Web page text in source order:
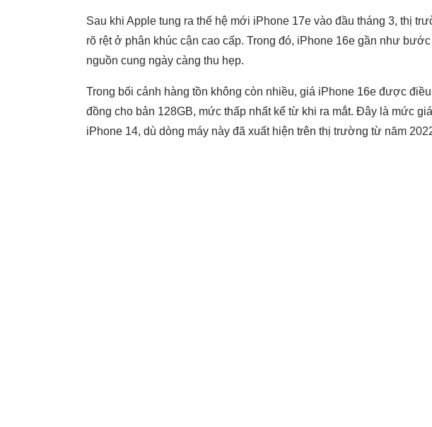
Sau khi Apple tung ra thế hệ mới iPhone 17e vào đầu tháng 3, thị
rõ rệt ở phân khúc cận cao cấp. Trong đó, iPhone 16e gần như
nguồn cung ngày càng thu hẹp.
Trong bối cảnh hàng tồn không còn nhiều, giá iPhone 16e được
đồng cho bản 128GB, mức thấp nhất kể từ khi ra mắt. Đây là mức
iPhone 14, dù dòng máy này đã xuất hiện trên thị trường từ năm